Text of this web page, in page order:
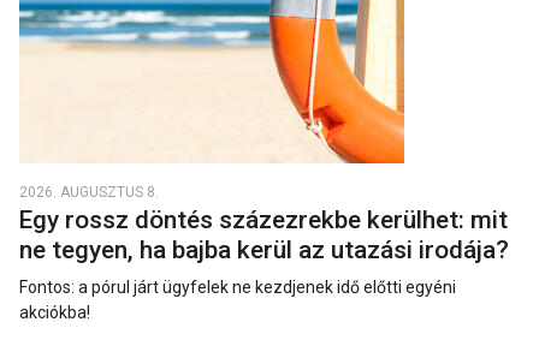
2026. AUGUSZTUS 8.
Egy rossz döntés százezrekbe kerülhet: mit
ne tegyen, ha bajba kerül az utazási irodája?
Fontos: a pórul járt ügyfelek ne kezdjenek idő előtti egyéni
akciókba!